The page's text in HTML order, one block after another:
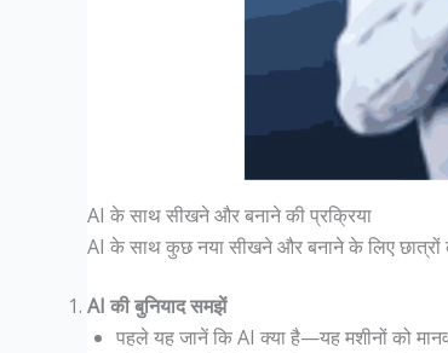
AI के साथ सीखने और बनाने की प्रक्रिया
AI के साथ कुछ नया सीखने और बनाने के लिए छात्रों
AI की बुनियाद समझें
पहले यह जानें कि AI क्या है—यह मशीनों को